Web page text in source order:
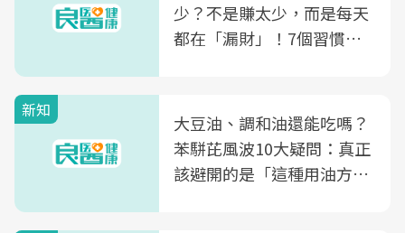
少？不是賺太少，而是每天
都在「漏財」！7個習慣一
新知
大豆油、調和油還能吃嗎？
苯駢芘風波10大疑問：真正
該避開的是「這種用油方